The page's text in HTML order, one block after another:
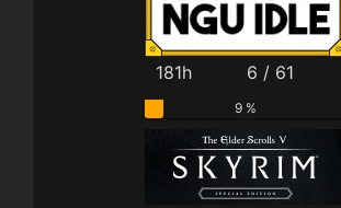
181h 6 / 61
9 %